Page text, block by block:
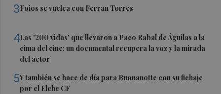
3Foios se vuelca con Ferran Torres
4Las '200 vidas' que llevaron a Paco Rabal de Águilas a la
cima del cine: un documental recupera la voz y la mirada
del actor
5Y también se hace de día para Buonanotte con su fichaje
por el Elche CF